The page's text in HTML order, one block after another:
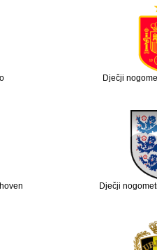
Dječji
Dječji